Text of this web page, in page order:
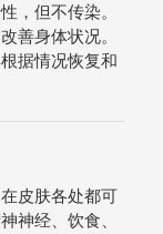
，但不传染。
善身体状况。
据情况恢复和
皮肤各处都可
神经、饮食、